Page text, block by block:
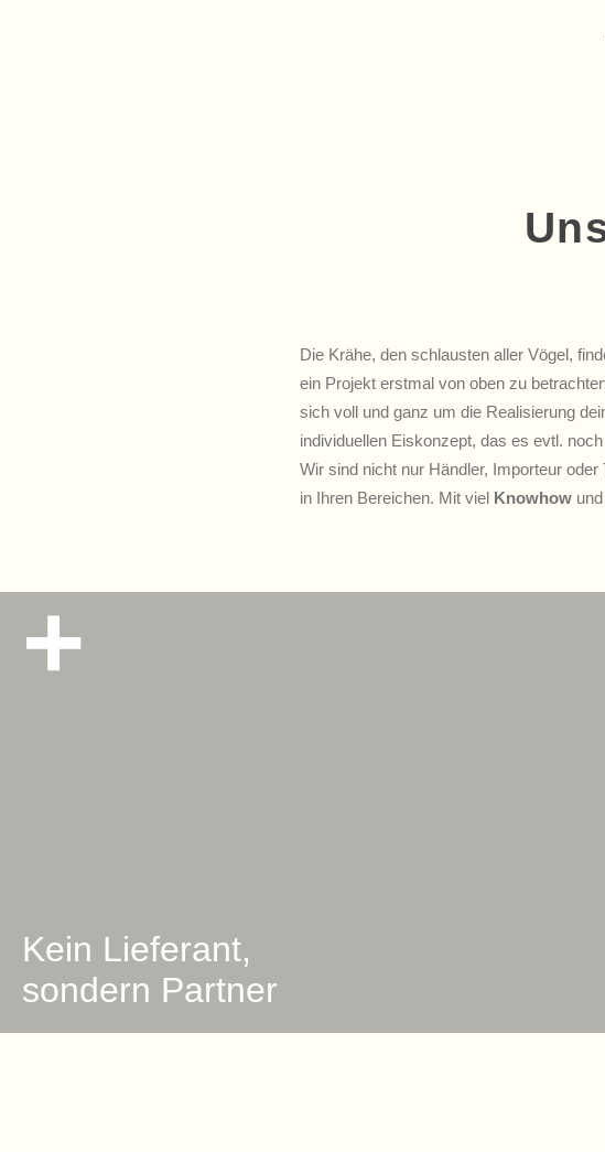
Die Krähe, den schlausten aller Vögel,
ein Projekt erstmal von oben zu
sich voll und ganz um die Realisierung
individuellen Eiskonzept, das es evtl.
Wir sind nicht nur Händler, Importeur oder
in Ihren Bereichen. Mit viel Knowhow und
Kein Lieferant,
sondern Partner